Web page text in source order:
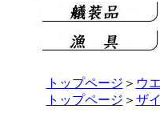
トップページ ＞ ウ
トップページ ＞ ザ